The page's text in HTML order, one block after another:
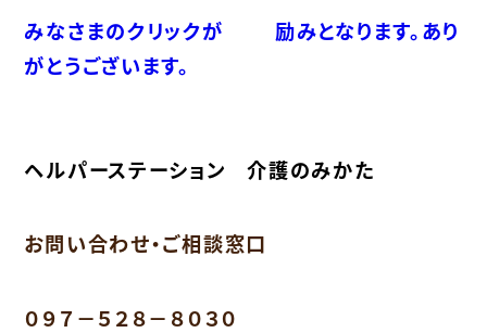
みなさまのクリックが
励みとなります。あり
がとうございます。
ヘルパーステーション 介護のみかた
お問い合わせ・ご相談窓口
０９７－５２８－８０３０